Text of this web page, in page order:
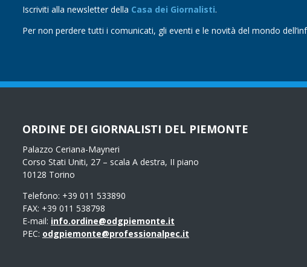
Iscriviti alla newsletter della Casa dei Giornalisti.
Per non perdere tutti i comunicati, gli eventi e le novità del mondo
ORDINE DEI GIORNALISTI DEL PIEMONTE
Palazzo Ceriana-Mayneri
Corso Stati Uniti, 27 – scala A destra, II piano
10128 Torino
Telefono: +39 011 533890
FAX: +39 011 538798
E-mail: info.ordine@odgpiemonte.it
PEC: odgpiemonte@professionalpec.it